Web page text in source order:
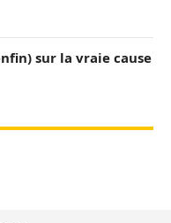
sur la vraie cause